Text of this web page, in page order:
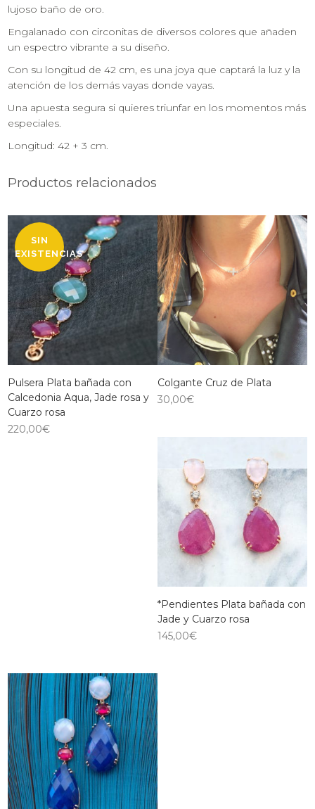
lujoso baño de oro.
Engalanado con circonitas de diversos colores que añaden
un espectro vibrante a su diseño.
Con su longitud de 42 cm, es una joya que captará la luz y la
atención de los demás vayas donde vayas.
Una apuesta segura si quieres triunfar en los momentos más
especiales.
Longitud: 42 + 3 cm.
Productos relacionados
SIN
EXISTENCIAS
Pulsera Plata bañada con
Calcedonia Aqua, Jade rosa y
Cuarzo rosa
220,00€
Colgante Cruz de Plata
30,00€
*Pendientes Plata bañada con
Jade y Cuarzo rosa
145,00€